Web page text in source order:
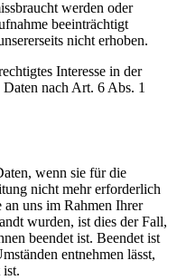
werden oder
beeinträchtigt
nicht erhoben.
Interesse in der
nach Art. 6 Abs. 1
wenn sie für die
nicht mehr erforderlich
an uns im Rahmen Ihrer
wurden, ist dies der Fall,
beendet ist. Beendet ist
entnehmen lässt,
ist.